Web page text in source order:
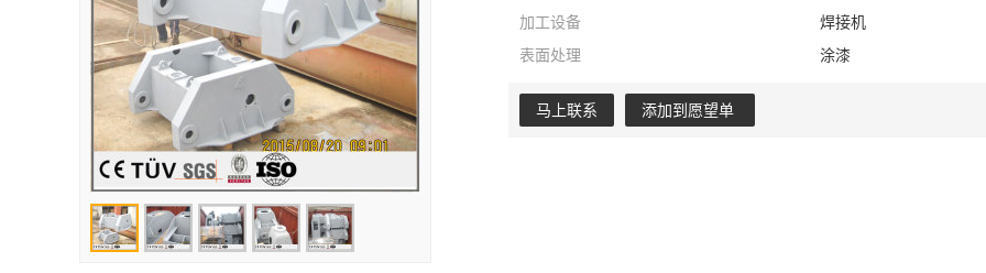
加工设备
焊接机
表面处理
涂漆
马上联系 添加到愿望单